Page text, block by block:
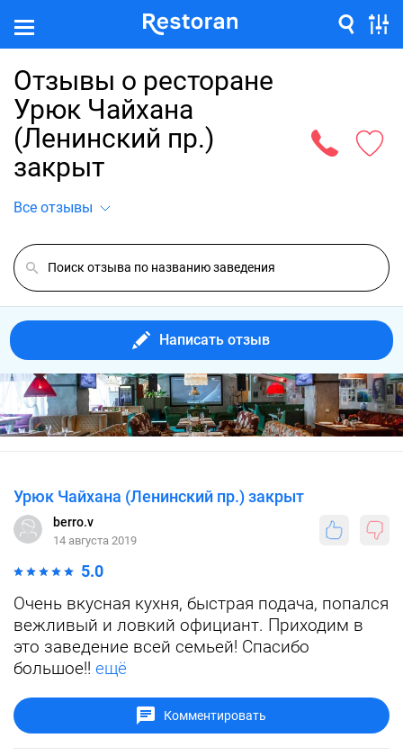
Отзывы о ресторане
Урюк Чайхана
(Ленинский пр.)
закрыт
Все отзывы
Написать отзыв
Урюк Чайхана (Ленинский пр.) закрыт
berro.v
14 августа 2019
5.0
Очень вкусная кухня, быстрая подача, попался
вежливый и ловкий официант. Приходим в
это заведение всей семьей! Спасибо
большое!! ещё
Комментировать